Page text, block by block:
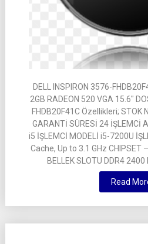
DELL INSPIRON 3576-
2GB RADEON 520 VGA 15.6″
FHDB20F41C Özellikleri; STOK
GARANTİ SÜRESİ 24 İŞLEMCİ
i5 İŞLEMCİ MODELİ i5-7200U
Cache, Up to 3.1 GHz CHIPSET
BELLEK SLOTU DDR4
Read